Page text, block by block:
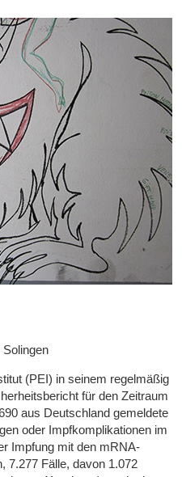
(PEI) in seinem regelmäßig
für den Zeitraum
aus Deutschland gemeldete
oder Impfkomplikationen im
Impfung mit den mRNA-
7.277 Fälle, davon 1.072